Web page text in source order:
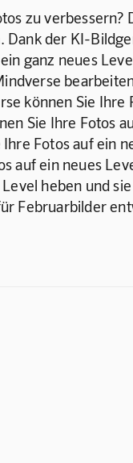
zu
Dank der KI-
ganz neues
können Sie
Sie Ihre Fotos
Fotos auf ein
auf ein neues
heben und
Februarbilder